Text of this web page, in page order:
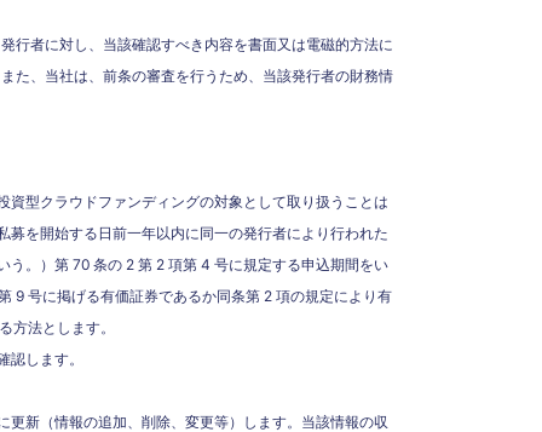
行者に対し、当該確認すべき内容を書面又は電磁的方法に
た、当社は、前条の審査を行うため、当該発行者の財務情
型クラウドファンディングの対象として取り扱うことは
を開始する日前一年以内に同一の発行者により行われた
。）第 70 条の 2 第 2 項第 4 号に規定する申込期間をい
9 号に掲げる有価証券であるか同条第 2 項の規定により有
方法とします。
します。
新（情報の追加、削除、変更等）します。当該情報の収